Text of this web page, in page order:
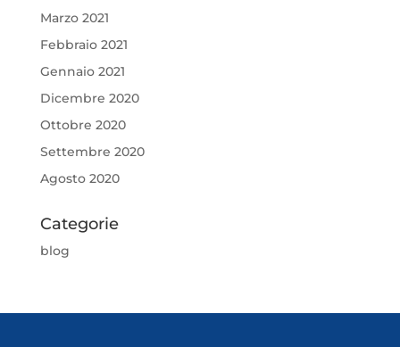
Marzo 2021
Febbraio 2021
Gennaio 2021
Dicembre 2020
Ottobre 2020
Settembre 2020
Agosto 2020
Categorie
blog